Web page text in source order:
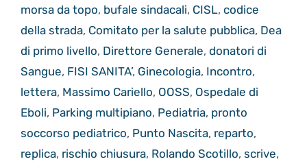
morsa da topo, bufale sindacali, CISL, codice
della strada, Comitato per la salute pubblica, Dea
di primo livello, Direttore Generale, donatori di
Sangue, FISI SANITA’, Ginecologia, Incontro,
lettera, Massimo Cariello, OOSS, Ospedale di
Eboli, Parking multipiano, Pediatria, pronto
soccorso pediatrico, Punto Nascita, reparto,
replica, rischio chiusura, Rolando Scotillo, scrive,